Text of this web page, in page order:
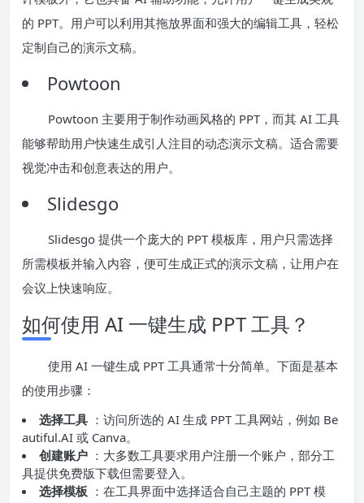
的 PPT。用户可以利用其拖放界面和强大的编辑工具，轻松
定制自己的演示文稿。
Powtoon
Powtoon 主要用于制作动画风格的 PPT，而其 AI 工具
能够帮助用户快速生成引人注目的动态演示文稿。适合需要
视觉冲击和创意表达的用户。
Slidesgo
Slidesgo 提供一个庞大的 PPT 模板库，用户只需选择
所需模板并输入内容，便可生成正式的演示文稿，让用户在
会议上快速响应。
如何使用 AI 一键生成 PPT 工具？
使用 AI 一键生成 PPT 工具通常十分简单。下面是基本
的使用步骤：
选择工具 ：访问所选的 AI 生成 PPT 工具网站，例如 Be
autiful.AI 或 Canva。
创建账户 ：大多数工具要求用户注册一个账户，部分工
具提供免费版下载但需要登入。
选择模板 ：在工具界面中选择适合自己主题的 PPT 模